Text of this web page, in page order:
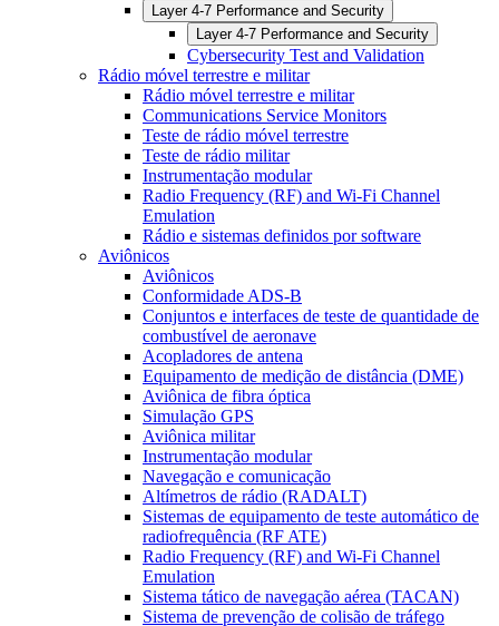
Layer 4-7 Performance and Security
Layer 4-7 Performance and Security
Cybersecurity Test and Validation
Rádio móvel terrestre e militar
Rádio móvel terrestre e militar
Communications Service Monitors
Teste de rádio móvel terrestre
Teste de rádio militar
Instrumentação modular
Radio Frequency (RF) and Wi-Fi Channel
Emulation
Rádio e sistemas definidos por software
Aviônicos
Aviônicos
Conformidade ADS-B
Conjuntos e interfaces de teste de quantidade de
combustível de aeronave
Acopladores de antena
Equipamento de medição de distância (DME)
Aviônica de fibra óptica
Simulação GPS
Aviônica militar
Instrumentação modular
Navegação e comunicação
Altímetros de rádio (RADALT)
Sistemas de equipamento de teste automático de
radiofrequência (RF ATE)
Radio Frequency (RF) and Wi-Fi Channel
Emulation
Sistema tático de navegação aérea (TACAN)
Sistema de prevenção de colisão de tráfego